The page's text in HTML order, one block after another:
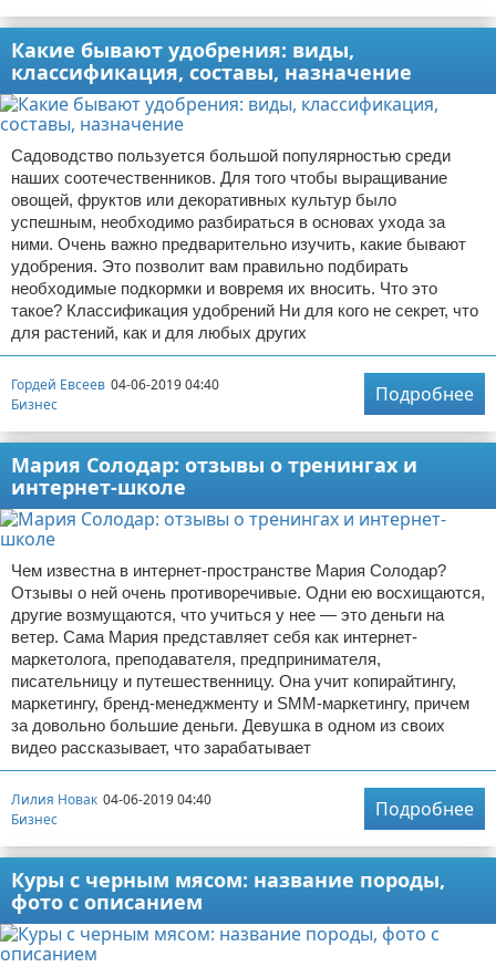
Какие бывают удобрения: виды,
классификация, составы, назначение
Садоводство пользуется большой популярностью среди
наших соотечественников. Для того чтобы выращивание
овощей, фруктов или декоративных культур было
успешным, необходимо разбираться в основах ухода за
ними. Очень важно предварительно изучить, какие бывают
удобрения. Это позволит вам правильно подбирать
необходимые подкормки и вовремя их вносить. Что это
такое? Классификация удобрений Ни для кого не секрет, что
для растений, как и для любых других
Гордей Евсеев 04-06-2019 04:40
Бизнес
Подробнее
Мария Солодар: отзывы о тренингах и
интернет-школе
Чем известна в интернет-пространстве Мария Солодар?
Отзывы о ней очень противоречивые. Одни ею восхищаются,
другие возмущаются, что учиться у нее — это деньги на
ветер. Сама Мария представляет себя как интернет-
маркетолога, преподавателя, предпринимателя,
писательницу и путешественницу. Она учит копирайтингу,
маркетингу, бренд-менеджменту и SMM-маркетингу, причем
за довольно большие деньги. Девушка в одном из своих
видео рассказывает, что зарабатывает
Лилия Новак 04-06-2019 04:40
Бизнес
Подробнее
Куры с черным мясом: название породы,
фото с описанием